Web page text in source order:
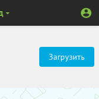
Загрузить